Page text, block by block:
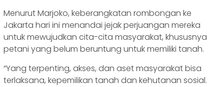
Menurut Marjoko, keberangkatan rombongan ke
Jakarta hari ini menandai jejak perjuangan mereka
untuk mewujudkan cita-cita masyarakat, khususnya
petani yang belum beruntung untuk memiliki tanah.
“Yang terpenting, akses, dan aset masyarakat bisa
terlaksana, kepemilikan tanah dan kehutanan sosial.